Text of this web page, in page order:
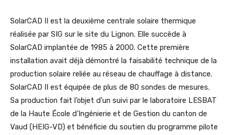
SolarCAD II est la deuxième centrale solaire thermique
réalisée par SIG sur le site du Lignon. Elle succède à
SolarCAD implantée de 1985 à 2000. Cette première
installation avait déjà démontré la faisabilité technique de la
production solaire reliée au réseau de chauffage à distance.
SolarCAD II est équipée de plus de 80 sondes de mesures.
Sa production fait l’objet d’un suivi par le laboratoire LESBAT
de la Haute École d’Ingénierie et de Gestion du canton de
Vaud (HEIG-VD) et bénéficie du soutien du programme pilote